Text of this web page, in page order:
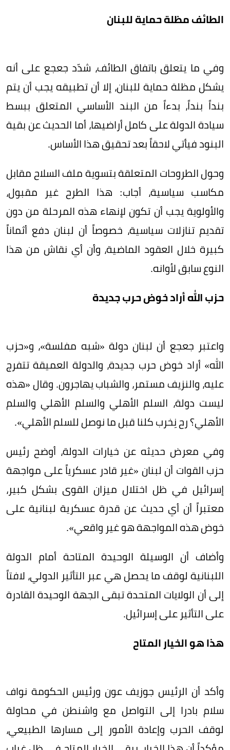
الطائف مظلة حماية للبنان
وفي ما يتعلق باتفاق الطائف، شدّد جعجع على أنه
يشكل مظلة حماية للبنان، إلا أن تطبيقه يجب أن يتم
بنداً بنداً، بدءاً من البند الأساسي المتعلق ببسط
سيادة الدولة على كامل أراضيها، أما الحديث عن بقية
البنود فيأتي لاحقاً بعد تحقيق هذا الأساس.
وحول الطروحات المتعلقة بتسوية ملف السلاح مقابل
مكاسب سياسية، أجاب: هذا الطرح غير مقبول،
والأولوية يجب أن تكون لإنهاء هذه المرحلة من دون
تقديم تنازلات سياسية، خصوصاً أن لبنان دفع أثماناً
كبيرة خلال العقود الماضية، وأن أي نقاش من هذا
النوع سابق لأوانه.
حزب الله أراد خوض حرب جديدة
واعتبر جعجع أن لبنان دولة «شبه مفلسة»، و«حزب
الله» أراد خوض حرب جديدة، والدولة العميقة تتفرج
عليه، والنزيف مستمر، والشباب يهاجرون. وقال «هذه
ليست دولة، السلم الأهلي والسلم الأهلي والسلم
الأهلي؟ رح نِخرب كلنا قبل ما نوصل للسلم الأهلي».
وفي معرض حديثه عن خيارات الدولة، أوضح رئيس
حزب القوات أن لبنان «غير قادر عسكرياً على مواجهة
إسرائيل في ظل اختلال ميزان القوى بشكل كبير،
معتبراً أن أي حديث عن قدرة عسكرية لبنانية على
خوض هذه المواجهة هو غير واقعي».
وأضاف أن الوسيلة الوحيدة المتاحة أمام الدولة
اللبنانية لوقف ما يحصل هي عبر التأثير الدولي، لافتاً
إلى أن الولايات المتحدة تبقى الجهة الوحيدة القادرة
على التأثير على إسرائيل.
هذا هو الخيار المتاح
وأكد أن الرئيس جوزيف عون ورئيس الحكومة نواف
سلام بادرا إلى التواصل مع واشنطن في محاولة
لوقف الحرب وإعادة الأمور إلى مسارها الطبيعي،